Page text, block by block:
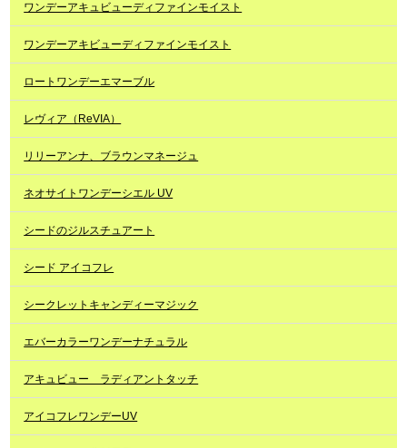
ワンデーアキュビューディファインモイスト
ワンデーアキビューディファインモイスト
ロートワンデーエマーブル
レヴィア（ReVIA）
リリーアンナ、ブラウンマネージュ
ネオサイトワンデーシエル UV
シードのジルスチュアート
シード アイコフレ
シークレットキャンディーマジック
エバーカラーワンデーナチュラル
アキュビュー ラディアントタッチ
アイコフレワンデーUV